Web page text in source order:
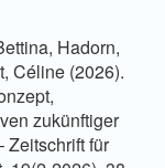
Hadorn,
Céline (2026).
zukünftiger
Zeitschrift für